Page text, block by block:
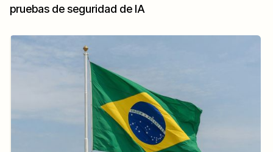
pruebas de seguridad de IA